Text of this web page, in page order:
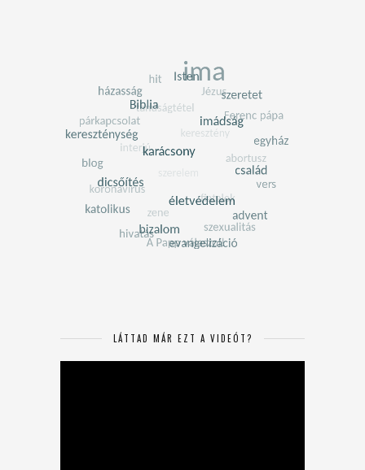
LÁTTAD MÁR EZT A VIDEÓT?